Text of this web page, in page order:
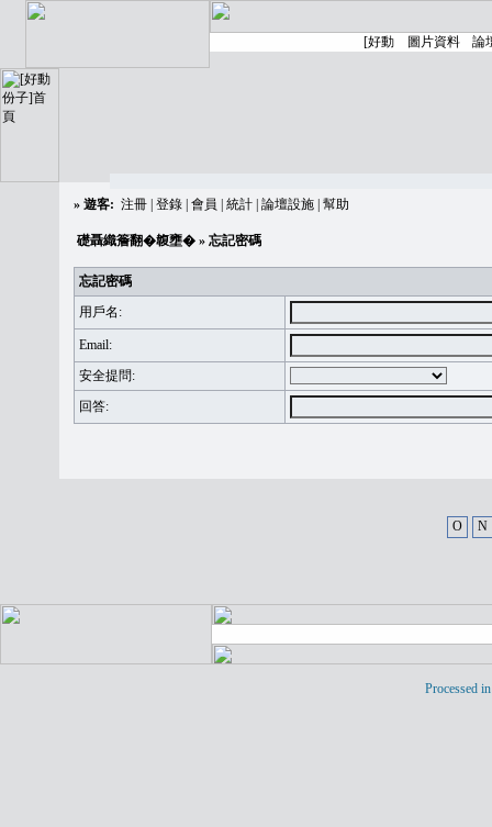
» 遊客: 注冊 登錄 會員 統計 論壇設施 幫助
礎聶織簷翻�䪖壅� » 忘記密碼
忘記密碼
用戶名:
Email:
安全提問:
回答:
O N
Processed